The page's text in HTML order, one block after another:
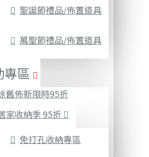
聖誕節禮品/佈置道具
萬聖節禮品/佈置道具
專區
舊佈新限時95折
家收納季 95折
免打孔收納專區